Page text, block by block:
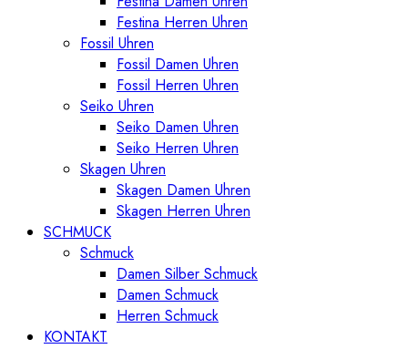
Festina Herren Uhren
Fossil Uhren
Fossil Damen Uhren
Fossil Herren Uhren
Seiko Uhren
Seiko Damen Uhren
Seiko Herren Uhren
Skagen Uhren
Skagen Damen Uhren
Skagen Herren Uhren
SCHMUCK
Schmuck
Damen Silber Schmuck
Damen Schmuck
Herren Schmuck
KONTAKT